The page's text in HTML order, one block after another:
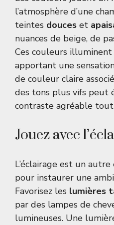
l’atmosphère d’une
teintes douces et
nuances de beige, de
Ces couleurs
apportant une
de couleur claire
des tons plus vifs peut
contraste agréable
Jouez avec
L’éclairage est un
pour instaurer une
Favorisez les lumières
par des lampes de
lumineuses. Une